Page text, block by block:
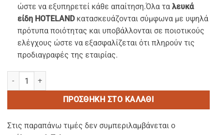
ώστε να εξυπηρετεί κάθε απαίτηση.Όλα τα λευκά
είδη HOTELAND κατασκευάζονται σύμφωνα με υψηλά
πρότυπα ποιότητας και υποβάλλονται σε ποιοτικούς
ελέγχους ώστε να εξασφαλίζεται ότι πληρούν τις
προδιαγραφές της εταιρίας.
ΡΙΓΕ 5 ΠΟΝΤΩΝ-ΣΕΝΤΟΝΙ ΥΠΕΡ-ΔΙΠΛΟ (2,80 x 2,90cm)
ΠΡΟΣΘΉΚΗ ΣΤΟ ΚΑΛΆΘΙ
Στις παραπάνω τιμές δεν συμπεριλαμβάνεται ο